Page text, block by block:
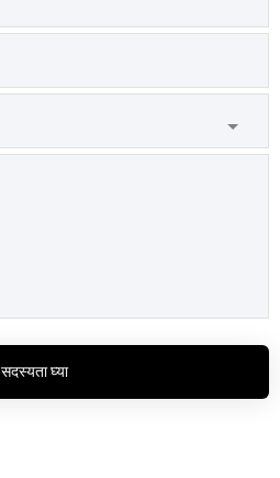
सदस्यता घ्या